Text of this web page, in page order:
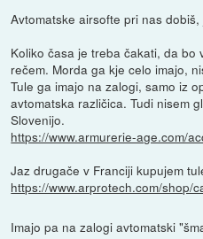
Avtomatske airsofte pri nas dobiš,
Koliko časa je treba čakati, da bo
rečem. Morda ga kje celo imajo,
Tule ga imajo na zalogi, samo iz
avtomatska različica. Tudi nisem
Slovenijo.
https://www.armurerie-age.com/
Jaz drugače v Franciji kupujem
https://www.arprotech.com/shop/
Imajo pa na zalogi avtomatski